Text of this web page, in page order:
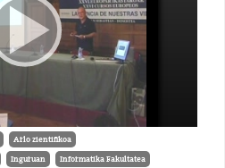
Arlo zientifikoa
Inguruan Informatika Fakultatea